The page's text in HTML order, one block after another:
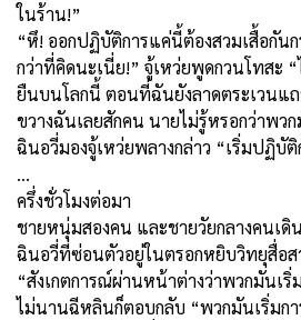
ในร้าน!”
“หึ! ออกปฏิบัติการแค่นี้ต้องสวมเสื้อกัน
กว่าที่คิดนะเนี่ย!” จู้เหว่ยพูดกวนโทสะ
ยืนบนโลกนี้ ตอนที่ฉันยังลาดตระเวนแ
ขวางฉันเลยสักคน นายไม่รู้หรอกว่าพว
ฉินอวี่มองจู้เหว่ยพลางกล่าว “เริ่มปฏิบัติ
…
ครึ่งชั่วโมงต่อมา
ชายหนุ่มสองคน และชายวัยกลางคนเดิ
ฉินอวี่ที่ซ่อนตัวอยู่ในตรอกหยิบวิทยุสื่อส
“สังเกตการณ์ผ่านหน้าต่างว่าพวกมันเริ่
ไม่นานฉีหลินก็ตอบกลับ “พวกมันเริ่มก